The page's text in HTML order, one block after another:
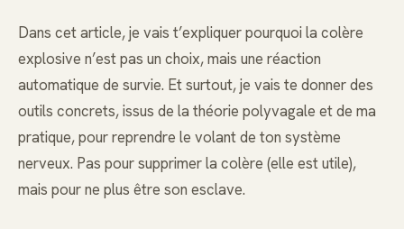
Dans cet article, je vais t’expliquer pourquoi la colère
explosive n’est pas un choix, mais une réaction
automatique de survie. Et surtout, je vais te donner des
outils concrets, issus de la théorie polyvagale et de ma
pratique, pour reprendre le volant de ton système
nerveux. Pas pour supprimer la colère (elle est utile),
mais pour ne plus être son esclave.